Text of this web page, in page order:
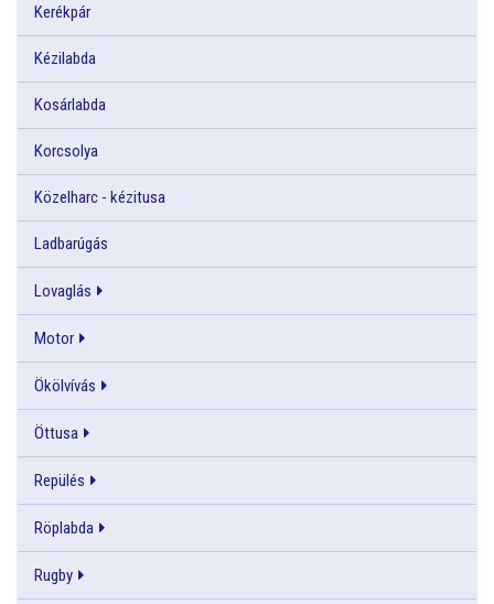
Kerékpár
Kézilabda
Kosárlabda
Korcsolya
Közelharc - kézitusa
Ladbarúgás
Lovaglás
Motor
Ökölvívás
Öttusa
Repülés
Röplabda
Rugby